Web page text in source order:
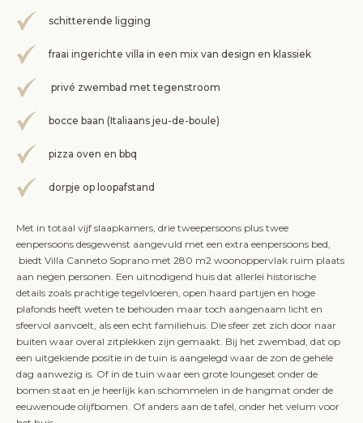
schitterende ligging
fraai ingerichte villa in een mix van design en klassiek
privé zwembad met tegenstroom
bocce baan (Italiaans jeu-de-boule)
pizza oven en bbq
dorpje op loopafstand
Met in totaal vijf slaapkamers, drie tweepersoons plus twee
eenpersoons desgewenst aangevuld met een extra eenpersoons bed,
biedt Villa Canneto Soprano met 280 m2 woonoppervlak ruim plaats
aan negen personen. Een uitnodigend huis dat allerlei historische
details zoals prachtige tegelvloeren, open haard partijen en hoge
plafonds heeft weten te behouden maar toch aangenaam licht en
sfeervol aanvoelt, als een echt familiehuis. Die sfeer zet zich door naar
buiten waar overal zitplekken zijn gemaakt. Bij het zwembad, dat op
een uitgekiende positie in de tuin is aangelegd waar de zon de gehele
dag aanwezig is. Of in de tuin waar een grote loungeset onder de
bomen staat en je heerlijk kan schommelen in de hangmat onder de
eeuwenoude olijfbomen. Of anders aan de tafel, onder het velum voor